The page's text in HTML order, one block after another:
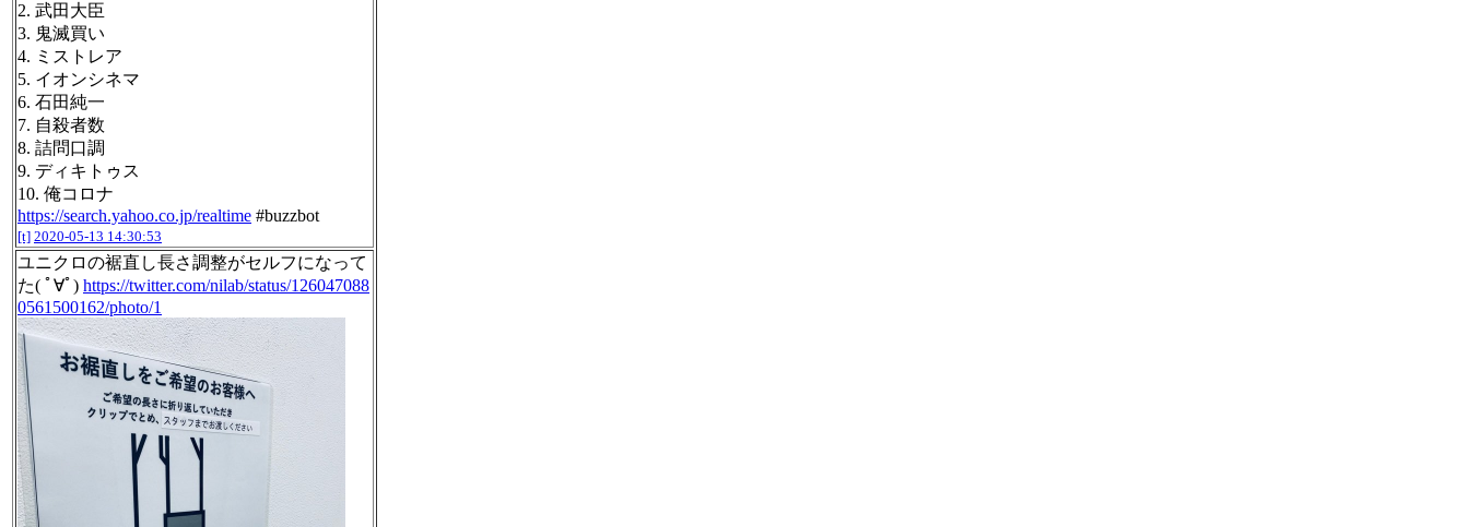
2. 武田大臣
3. 鬼滅買い
4. ミストレア
5. イオンシネマ
6. 石田純一
7. 自殺者数
8. 詰問口調
9. ディキトゥス
10. 俺コロナ
https://search.yahoo.co.jp/realtime #buzzbot
[t] 2020-05-13 14:30:53
ユニクロの裾直し長さ調整がセルフになって
た( ﾟ∀ﾟ) https://twitter.com/nilab/status/126047088
0561500162/photo/1